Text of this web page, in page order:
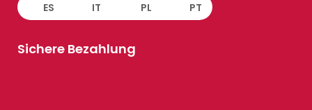
ES IT PL PT
Sichere Bezahlung